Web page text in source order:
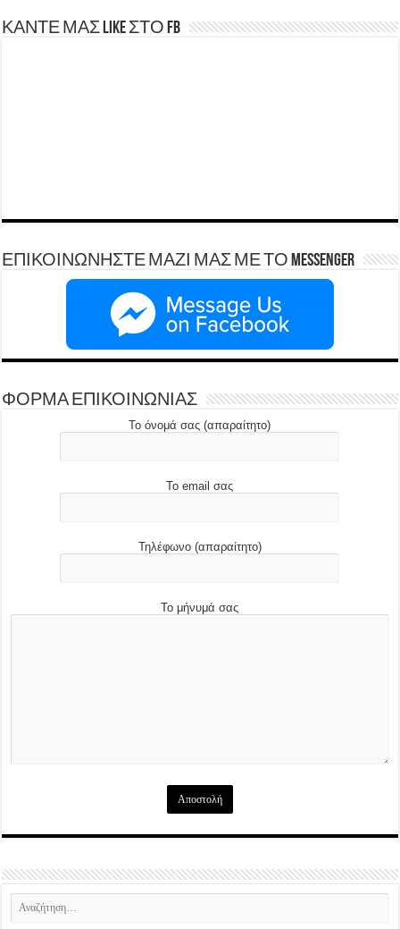
ΚΑΝΤΕ ΜΑΣ LIKE ΣΤΟ FB
ΕΠΙΚΟΙΝΩΝΗΣΤΕ ΜΑΖΙ ΜΑΣ ΜΕ ΤΟ Messenger
ΦΟΡΜΑ ΕΠΙΚΟΙΝΩΝΙΑΣ
Το όνομά σας (απαραίτητο)
Το email σας
Τηλέφωνο (απαραίτητο)
Το μήνυμά σας